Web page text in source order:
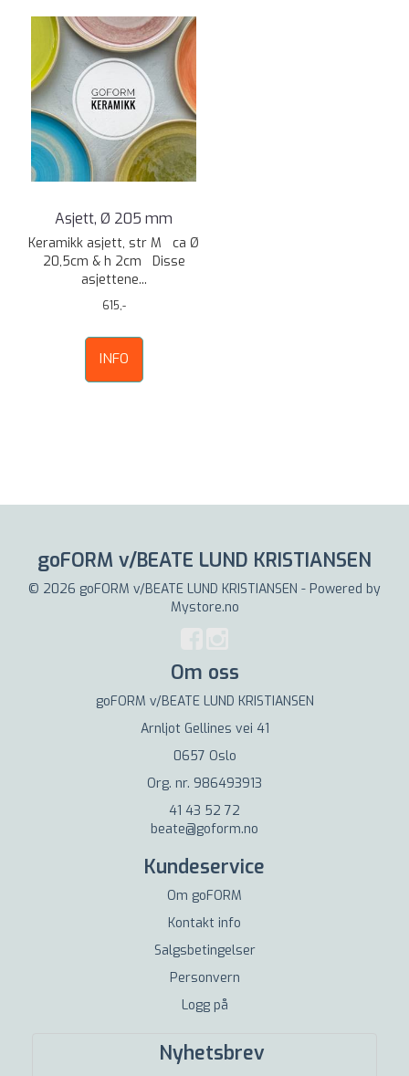
Asjett, Ø 205 mm
Keramikk asjett, str M ca Ø
20,5cm & h 2cm Disse
asjettene...
615,-
INFO
goFORM v/BEATE LUND KRISTIANSEN
© 2026 goFORM v/BEATE LUND KRISTIANSEN - Powered by
Mystore.no
Om oss
goFORM v/BEATE LUND KRISTIANSEN
Arnljot Gellines vei 41
0657 Oslo
Org. nr. 986493913
41 43 52 72
beate@goform.no
Kundeservice
Om goFORM
Kontakt info
Salgsbetingelser
Personvern
Logg på
Nyhetsbrev